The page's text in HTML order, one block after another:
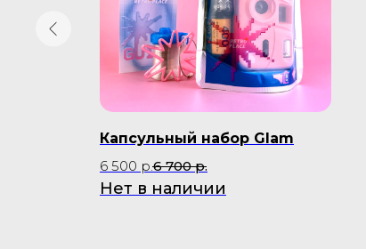
Капсульный набор Glam
6 500 р.6 700 р.
Нет в наличии